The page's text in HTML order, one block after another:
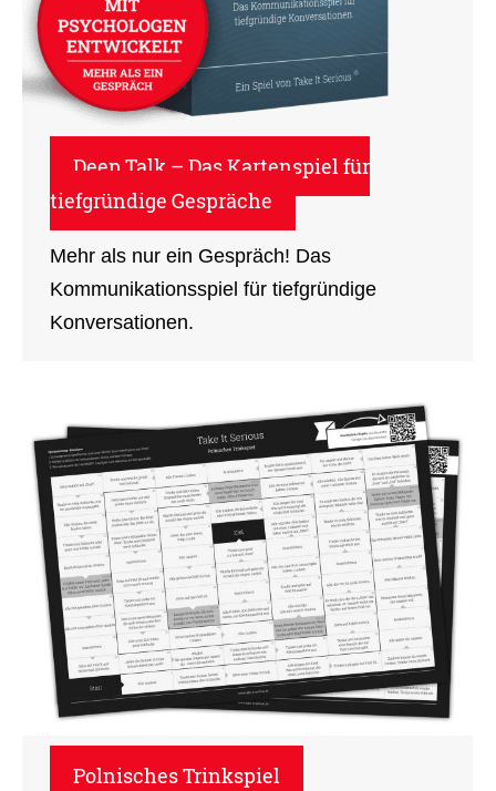
Deep Talk – Das Kartenspiel für
tiefgründige Gespräche
Mehr als nur ein Gespräch! Das
Kommunikationsspiel für tiefgründige
Konversationen.
Polnisches Trinkspiel